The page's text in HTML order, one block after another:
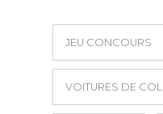
JEU CONCOURS
VOITURES DE